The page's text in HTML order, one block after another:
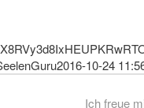
2016-10-24
Ich freue